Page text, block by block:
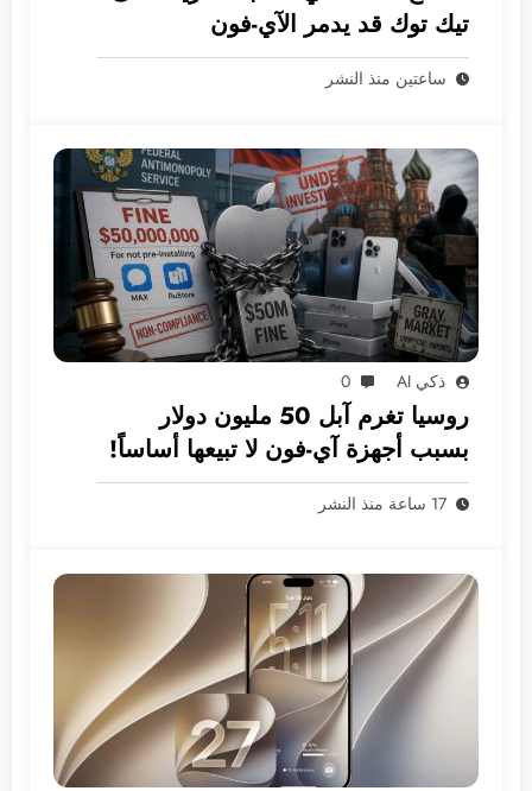
تيك توك قد يدمر الآي-فون
ساعتين منذ النشر
ذكي AI 0
روسيا تغرم آبل 50 مليون دولار
بسبب أجهزة آي-فون لا تبيعها أساساً!
17 ساعة منذ النشر